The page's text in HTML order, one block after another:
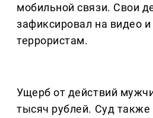
мобильной связи. Свои
зафиксировал на видео
террористам.
Ущерб от действий
тысяч рублей. Суд также